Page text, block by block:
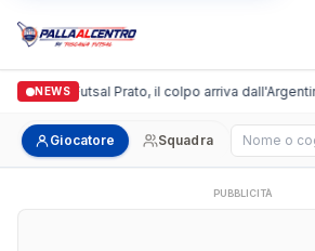
NEWSFutsal Prato, il colpo arriva
Giocatore Squadra Cerca
PUBBLICITÀ